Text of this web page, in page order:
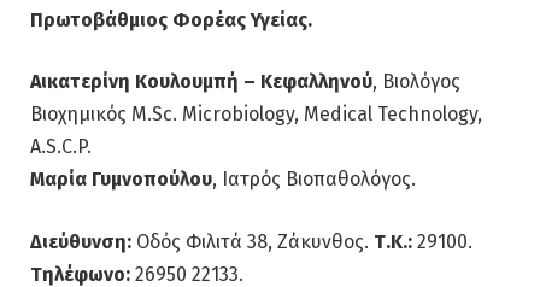
Πρωτοβάθμιος Φορέας Υγείας.
Αικατερίνη Κουλουμπή – Κεφαλληνού, Βιολόγος
Βιοχημικός M.Sc. Microbiology, Medical Technology,
A.S.C.P.
Μαρία Γυμνοπούλου, Ιατρός Βιοπαθολόγος.
Διεύθυνση: Οδός Φιλιτά 38, Ζάκυνθος. Τ.Κ.: 29100.
Τηλέφωνο: 26950 22133.